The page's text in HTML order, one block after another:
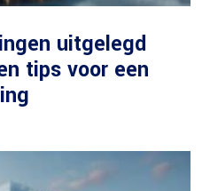
uitgelegd
tips voor een